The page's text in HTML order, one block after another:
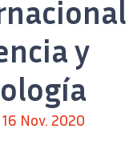
y
16 Nov. 2020